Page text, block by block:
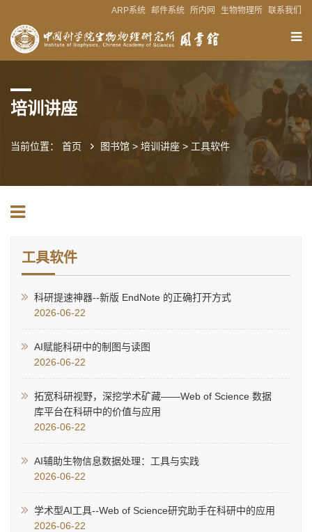
ARP系统 邮件系统 所内网 生物物理所 联系我们
培训讲座
当前位置： 首页 图书馆 > 培训讲座 > 工具软件
工具软件
科研提速神器--新版 EndNote 的正确打开方式
2026-06-22
AI赋能科研中的制图与读图
2026-06-22
拓宽科研视野，深挖学术矿藏——Web of Science 数据
库平台在科研中的价值与应用
2026-06-22
AI辅助生物信息数据处理：工具与实践
2026-06-22
学术型AI工具--Web of Science研究助手在科研中的应用
2026-06-22